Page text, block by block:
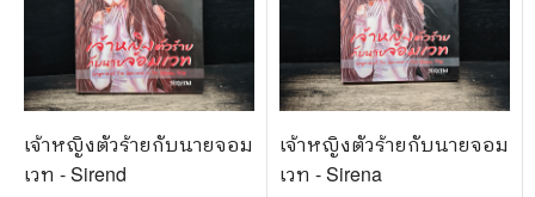
เจ้าหญิงตัวร้ายกับนายจอม
เวท - Sirend
เจ้าหญิงตัวร้ายกับนายจอม
เวท - Sirena